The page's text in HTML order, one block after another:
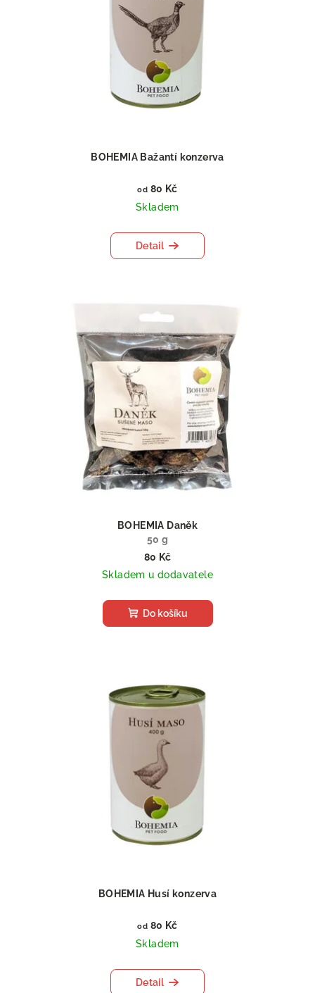
BOHEMIA Bažantí konzerva
od 80 Kč
Skladem
Detail
BOHEMIA Daněk
50 g
80 Kč
Skladem u dodavatele
Do košíku
BOHEMIA Husí konzerva
od 80 Kč
Skladem
Detail